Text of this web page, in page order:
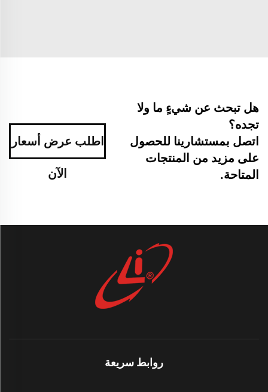
هل تبحث عن شيءٍ ما ولا
تجده؟
اتصل بمستشارينا للحصول
على مزيد من المنتجات
المتاحة.
اطلب عرض أسعار
الآن
روابط سريعة